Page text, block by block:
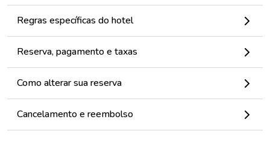
Regras específicas do hotel
Reserva, pagamento e taxas
Como alterar sua reserva
Cancelamento e reembolso